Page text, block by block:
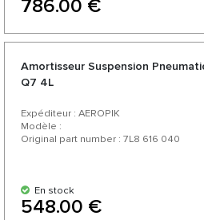
786.00 €
Amortisseur Suspension
Q7 4L
Expéditeur : AEROPIK
Modèle :
Original part number : 7L8 616 040
En stock
548.00 €